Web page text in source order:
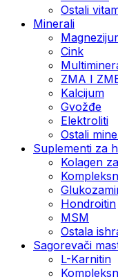
Ostali
Minerali
Cink
ZMA I
Kalcijum
Gvožđe
Elektroliti
Ostali
Suplementi za
Kolagen
Hondroitin
MSM
Ostala
Sagorevači
L-Karnitin